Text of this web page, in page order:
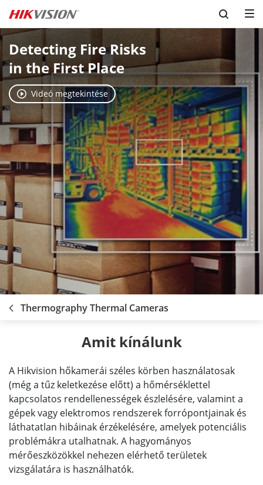
Detecting Fire Risks
in the First Place
Videó megtekintése
Thermography Thermal Cameras
Amit kínálunk
A Hikvision hőkamerái széles körben használatosak
(még a tűz keletkezése előtt) a hőmérséklettel
kapcsolatos rendellenességek észlelésére, valamint a
gépek vagy elektromos rendszerek forrópontjainak és
láthatatlan hibáinak érzékelésére, amelyek potenciális
problémákra utalhatnak. A hagyományos
mérőeszközökkel nehezen elérhető területek
vizsgálatára is használhatók.